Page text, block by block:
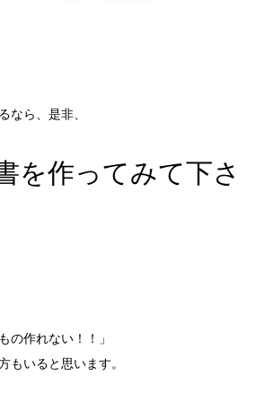
なら、是非、
を作ってみて下さ
の作れない！！」
もいると思います。